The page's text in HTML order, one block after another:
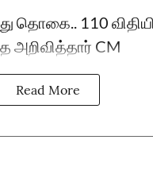
தொகை.. 110
அறிவித்தார் CM
Read More